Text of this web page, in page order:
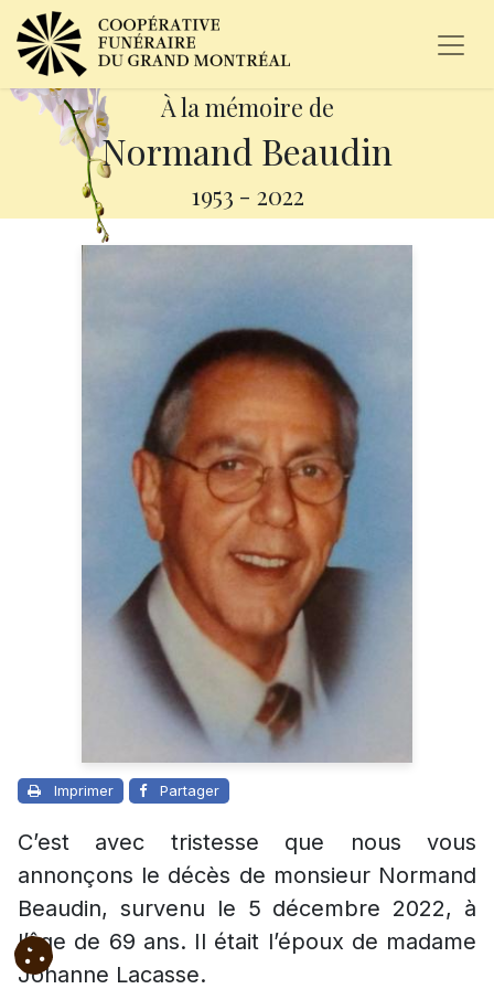
À la mémoire de
Normand Beaudin
1953 - 2022
Imprimer Partager
C’est avec tristesse que nous vous
annonçons le décès de monsieur Normand
Beaudin, survenu le 5 décembre 2022, à
l’âge de 69 ans. Il était l’époux de madame
Johanne Lacasse.